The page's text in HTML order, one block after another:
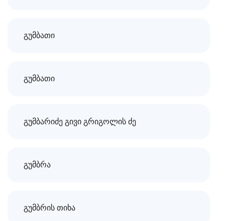
გუმბათი
გუმბათი
გუმბარიძე გივი გრიგოლის ძე
გუმბრა
გუმბრის თიხა